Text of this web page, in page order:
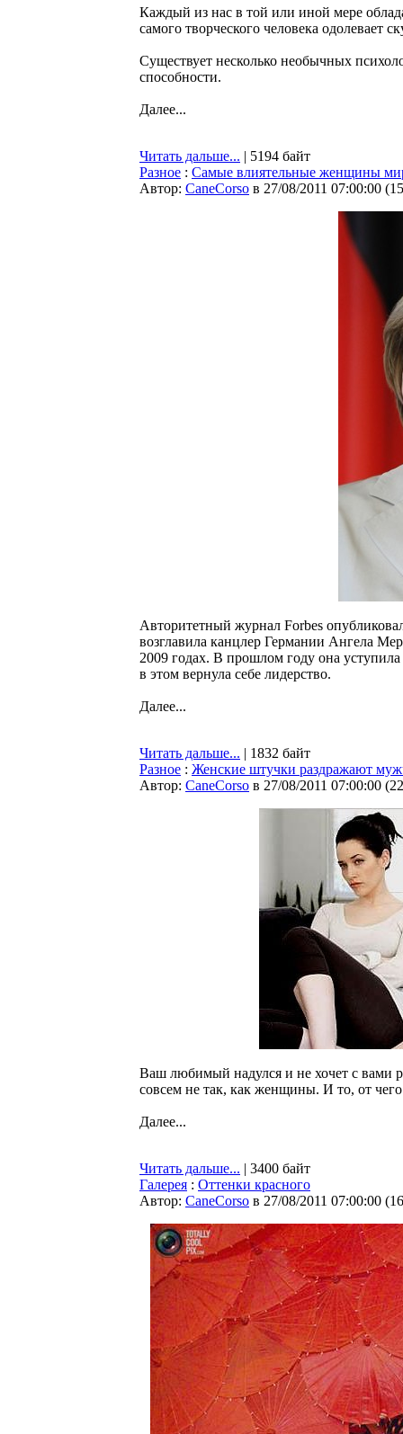
Каждый из нас в той или иной мере
самого творческого человека одолевает
Существует несколько необычных
способности.
Далее...
Читать дальше... | 5194 байт
Разное : Самые влиятельные женщины
Автор: CaneCorso в 27/08/2011 07:00:00 (
Авторитетный журнал Forbes
возглавила канцлер Германии Ангела
2009 годах. В прошлом году она
в этом вернула себе лидерство.
Далее...
Читать дальше... | 1832 байт
Разное : Женские штучки раздражают
Автор: CaneCorso в 27/08/2011 07:00:00 (
Ваш любимый надулся и не хочет с вами
совсем не так, как женщины. И то, от
Далее...
Читать дальше... | 3400 байт
Галерея : Оттенки красного
Автор: CaneCorso в 27/08/2011 07:00:00 (